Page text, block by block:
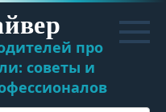
про
советы и